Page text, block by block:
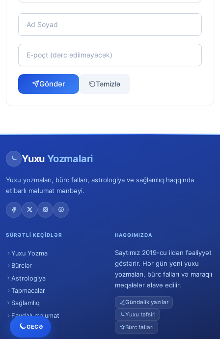
GECƏ
Göndər Təmizlə
Yuxu Yozmalari
Yuxu yozmaları, bürc falları, astrologiya və sağlamlıq haqqında
etibarlı məlumat mənbəyi.
SÜRƏTLI KEÇIDLƏR
Yuxu Yozma
Bürclər
Astrologiya
Tapmacalar
Sağlamlıq
Faydalı məlumat
HAQQIMIZDA
Saytımız 2019-cu ildən fəaliyyət
göstərir. Hər gün yeni yuxu
yozmaları, bürc falları və maraqlı
məqalələr əlavə edilir.
Gündəlik yazılar
Yuxu təfsiri
Bürc falları